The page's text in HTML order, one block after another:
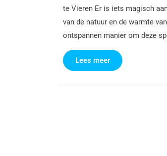
te Vieren Er is iets magisch
van de natuur en de warmte
ontspannen manier om deze
Lees meerLees
meer